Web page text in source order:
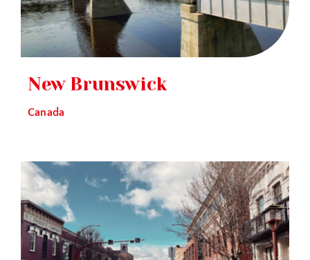
New Brunswick
Canada